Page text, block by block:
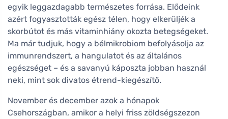
egyik leggazdagabb természetes forrása. Elődeink
azért fogyasztották egész télen, hogy elkerüljék a
skorbútot és más vitaminhiány okozta betegségeket.
Ma már tudjuk, hogy a bélmikrobiom befolyásolja az
immunrendszert, a hangulatot és az általános
egészséget – és a savanyú káposzta jobban használ
neki, mint sok divatos étrend-kiegészítő.
November és december azok a hónapok
Csehországban, amikor a helyi friss zöldségszezon